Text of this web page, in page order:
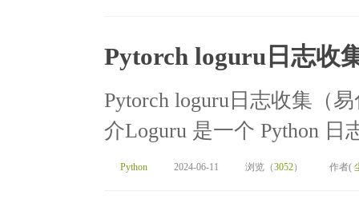
Pytorch loguru日志收
Pytorch loguru日志收集（
介Loguru 是一个 Python 日
Python 2024-06-11 浏览（3052） 作者(